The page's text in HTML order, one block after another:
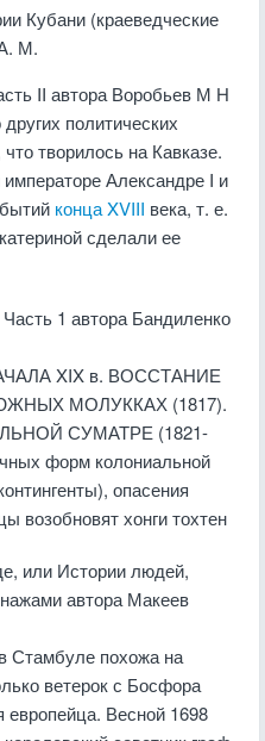
Кубани (краеведческие
М.
II автора Воробьев М Н
политических
творилось на Кавказе.
Александре I и
конца XVIII века, т. е.
сделали ее
1 автора Бандиленко
XIX в. ВОССТАНИЕ
МОЛУККАХ (1817).
СУМАТРЕ (1821-
форм колониальной
опасения
возобновят хонги тохтен
или Истории людей,
автора Макеев
Стамбуле похожа на
ветерок с Босфора
европейца. Весной 1698